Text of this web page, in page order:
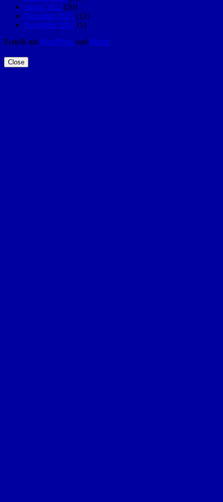
Januar 2022 (26)
Dezember 2021 (12)
November 2021 (1)
Erstellt mit WordPress und Merlin.
Close